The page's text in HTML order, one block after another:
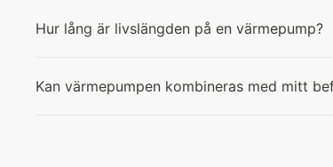
Hur lång är livslängden på en värmepump?
Kan värmepumpen kombineras med mitt